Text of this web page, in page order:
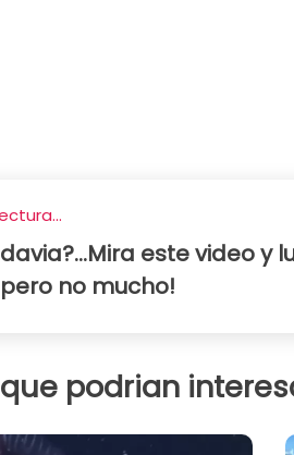
este video y
no mucho!
podrian